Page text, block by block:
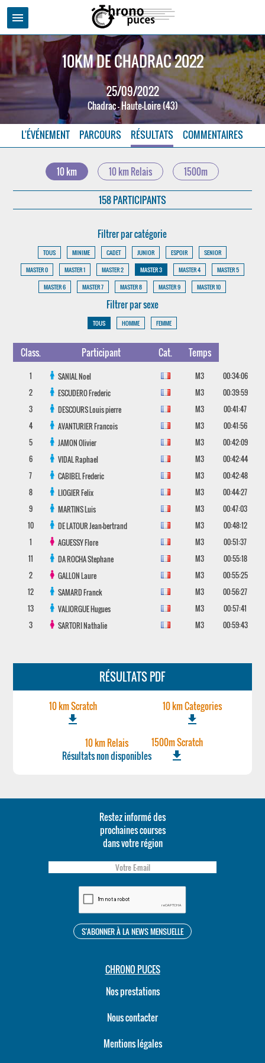
menu
10KM DE CHADRAC 2022
25/09/2022
Chadrac - Haute-Loire (43)
L'ÉVÉNEMENT PARCOURS RÉSULTATS COMMENTAIRES
10 km 10 km Relais 1500m
158 PARTICIPANTS
Filtrer par catégorie
TOUS MINIME CADET JUNIOR ESPOIR
SENIOR
MASTER 0
MASTER 1 MASTER 2 MASTER 3 MASTER 4
MASTER 5
MASTER 6
MASTER 7 MASTER 8 MASTER 9 MASTER 10
Filtrer par sexe
TOUS HOMME FEMME
Class. Participant Cat. Temps
1 SANIALNoel M3
00:34:06
2
ESCUDEROFrederic M3
00:39:59
3
DESCOURSLouis pierre M3
00:41:47
4
AVANTURIERFrancois M3
00:41:56
5
JAMONOlivier M3
00:42:09
6
VIDALRaphael M3
00:42:44
7
CABIBELFrederic M3
00:42:48
8
LIOGIERFelix M3
00:44:27
9
MARTINSLuis M3
00:47:03
10
DE LATOURJean-bertrand M3
00:48:12
1
AGUESSYFlore M3
00:51:37
11
DA ROCHAStephane M3
00:55:18
2
GALLONLaure M3
00:55:25
12
SAMARDFranck M3
00:56:27
13
VALIORGUEHugues M3
00:57:41
3
SARTORINathalie M3 00:59:43
RÉSULTATS PDF
10 km Scratch
file_download
10 km Categories
file_download
10 km Relais
Résultats non disponibles
1500m Scratch
file_download
Restez informé des
prochaines courses
dans votre région
CHRONO PUCES
Nos prestations
Nous contacter
Mentions légales